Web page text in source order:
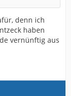
denn ich
haben
vernünftig aus